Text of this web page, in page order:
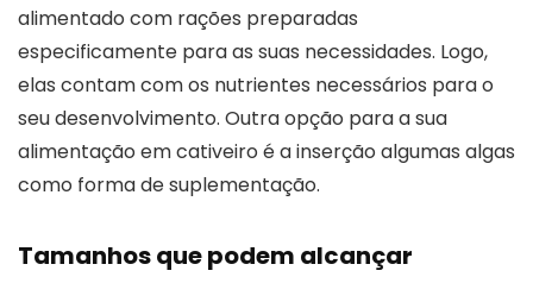
alimentado com rações preparadas
especificamente para as suas necessidades. Logo,
elas contam com os nutrientes necessários para o
seu desenvolvimento. Outra opção para a sua
alimentação em cativeiro é a inserção algumas algas
como forma de suplementação.
Tamanhos que podem alcançar